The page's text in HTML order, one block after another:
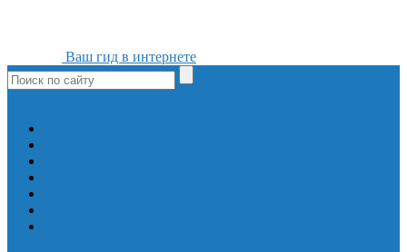
Ваш гид в интернете